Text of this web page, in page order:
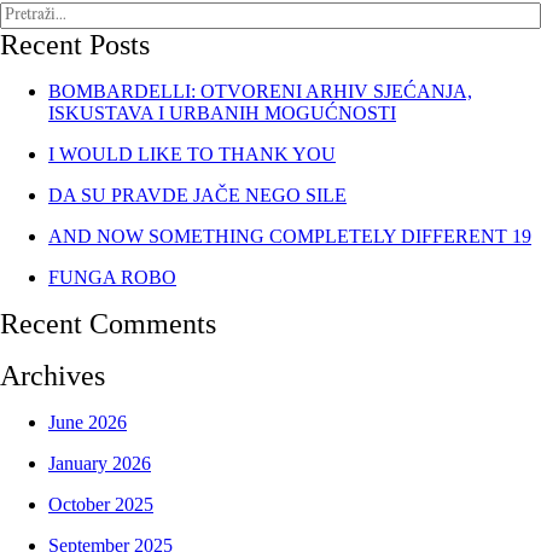
Recent Posts
BOMBARDELLI: OTVORENI ARHIV SJEĆANJA,
ISKUSTAVA I URBANIH MOGUĆNOSTI
I WOULD LIKE TO THANK YOU
DA SU PRAVDE JAČE NEGO SILE
AND NOW SOMETHING COMPLETELY DIFFERENT 19
FUNGA ROBO
Recent Comments
Archives
June 2026
January 2026
October 2025
September 2025